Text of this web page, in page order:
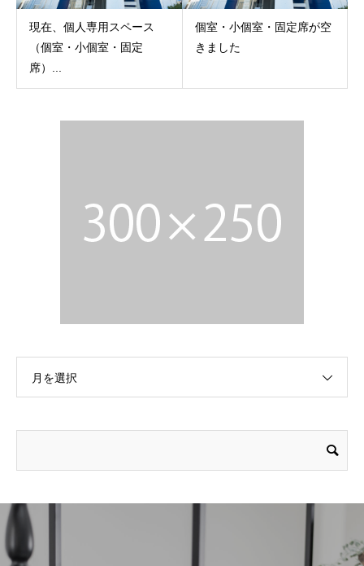
現在、個人専用スペース
（個室・小個室・固定
席）...
個室・小個室・固定席が空
きました
月を選択